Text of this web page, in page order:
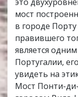
мост
в городе
правившего
является
Португалии,
увидеть на
Мост Понти-